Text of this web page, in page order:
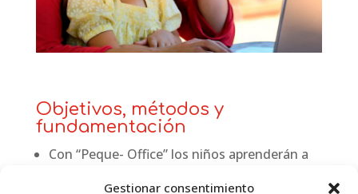
Gestionar consentimiento
Objetivos, métodos y
fundamentación
Con “Peque- Office” los niños aprenderán a